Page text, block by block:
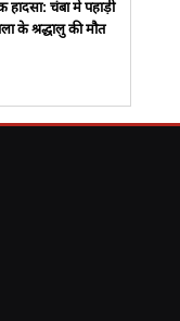
हादसा: चंबा में पहाड़ी
के श्रद्धालु की मौत